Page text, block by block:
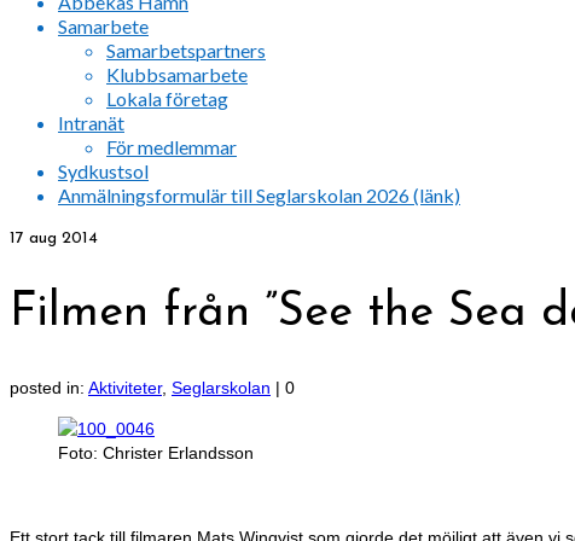
Samarbete
Samarbetspartners
Klubbsamarbete
Lokala företag
Intranät
För medlemmar
Sydkustsol
Anmälningsformulär till Seglarskolan 2026 (länk)
17 aug 2014
Filmen från ”See the Sea
posted in: Aktiviteter, Seglarskolan | 0
Foto: Christer Erlandsson